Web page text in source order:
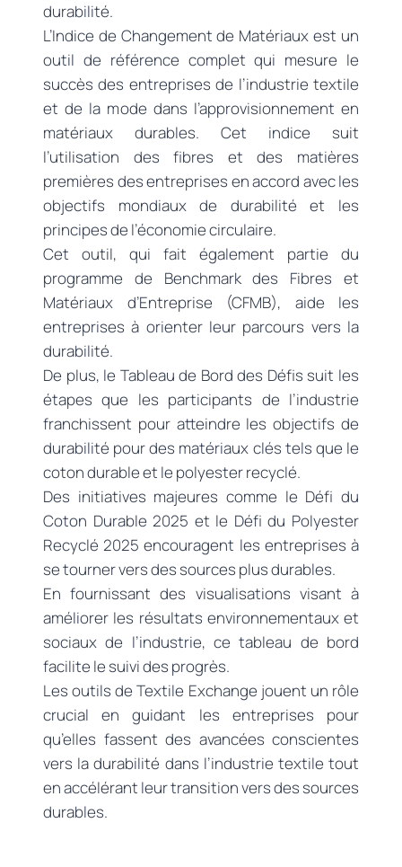
durabilité.
L’Indice de Changement de Matériaux est un
outil de référence complet qui mesure le
succès des entreprises de l’industrie textile
et de la mode dans l’approvisionnement en
matériaux durables. Cet indice suit
l’utilisation des fibres et des matières
premières des entreprises en accord avec les
objectifs mondiaux de durabilité et les
principes de l’économie circulaire.
Cet outil, qui fait également partie du
programme de Benchmark des Fibres et
Matériaux d’Entreprise (CFMB), aide les
entreprises à orienter leur parcours vers la
durabilité.
De plus, le Tableau de Bord des Défis suit les
étapes que les participants de l’industrie
franchissent pour atteindre les objectifs de
durabilité pour des matériaux clés tels que le
coton durable et le polyester recyclé.
Des initiatives majeures comme le Défi du
Coton Durable 2025 et le Défi du Polyester
Recyclé 2025 encouragent les entreprises à
se tourner vers des sources plus durables.
En fournissant des visualisations visant à
améliorer les résultats environnementaux et
sociaux de l’industrie, ce tableau de bord
facilite le suivi des progrès.
Les outils de Textile Exchange jouent un rôle
crucial en guidant les entreprises pour
qu’elles fassent des avancées conscientes
vers la durabilité dans l’industrie textile tout
en accélérant leur transition vers des sources
durables.